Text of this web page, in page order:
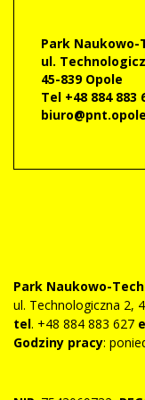
Park Naukowo-
ul.
45-839 Opole
Tel +48 884 883
Park Naukowo-
ul. Technologiczna 2,
tel. +48 884 883 627
Godziny pracy: